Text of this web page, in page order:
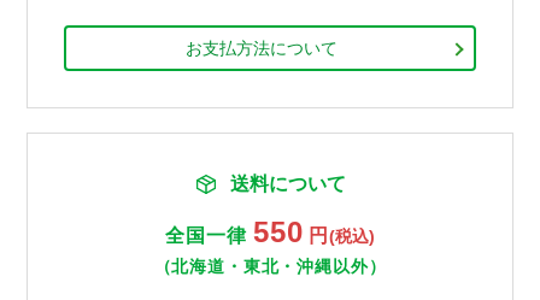
お支払方法について
送料について
全国一律 550 円 (税込)
（北海道・東北・沖縄以外）